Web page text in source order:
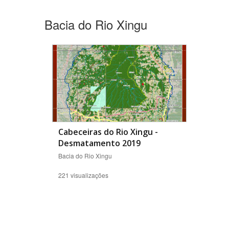
Bacia do Rio Xingu
Cabeceiras do Rio Xingu -
Desmatamento 2019
Bacia do Rio Xingu
221 visualizações